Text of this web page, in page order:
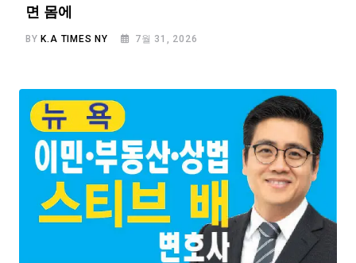
면 몸에
BYK.A TIMES NY 7월 31, 2026